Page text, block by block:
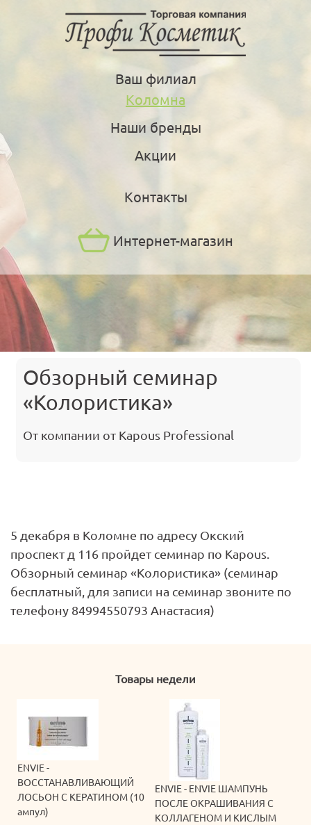
Ваш филиал
Коломна
Наши бренды
Акции
Контакты
Интернет-магазин
Обзорный семинар
«Колористика»
От компании от Kapous Professional
5 декабря в Коломне по адресу Окский
проспект д 116 пройдет семинар по Kapous.
Обзорный семинар «Колористика» (семинар
бесплатный, для записи на семинар звоните по
телефону 84994550793 Анастасия)
Товары недели
ENVIE -
ВОССТАНАВЛИВАЮЩИЙ
ЛОСЬОН С КЕРАТИНОМ (10
ампул)
ENVIE - ENVIE ШАМПУНЬ
ПОСЛЕ ОКРАШИВАНИЯ С
КОЛЛАГЕНОМ И КИСЛЫМ